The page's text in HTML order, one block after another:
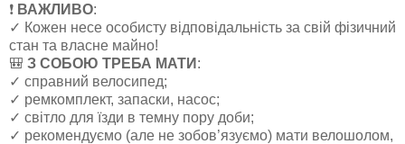
❗️ ВАЖЛИВО:
✓ Кожен несе особисту відповідальність за свій фізичний
стан та власне майно!
🎒 З СОБОЮ ТРЕБА МАТИ :
✓ справний велосипед;
✓ ремкомплект, запаски, насос;
✓ світло для їзди в темну пору доби;
✓ рекомендуємо (але не зобов’язуємо) мати велошолом,